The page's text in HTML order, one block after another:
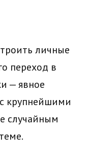
личные
переход в
— явное
крупнейшими
случайным